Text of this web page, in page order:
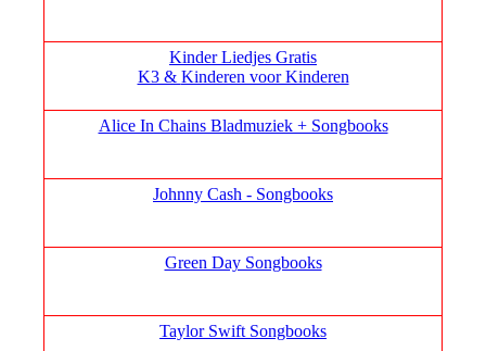
Kinder Liedjes Gratis
K3 & Kinderen voor Kinderen
Alice In Chains Bladmuziek + Songbooks
Johnny Cash - Songbooks
Green Day Songbooks
Taylor Swift Songbooks